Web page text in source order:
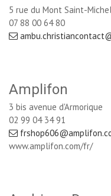
5 rue du Mont Saint-Michel
07 88 00 64 80
Amplifon
3 bis avenue d'Armorique
02 99 04 34 91
www.amplifon.com/fr/